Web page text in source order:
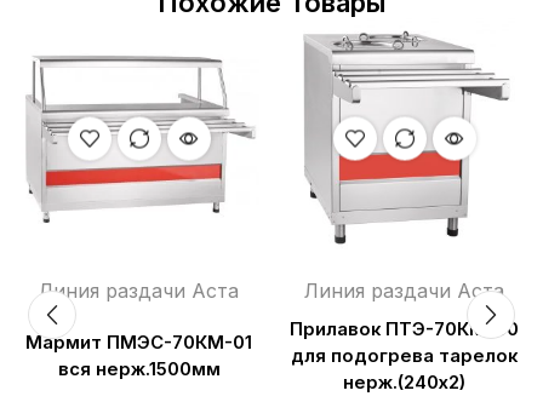
Линия раздачи Аста
Мармит ПМЭС-70КМ-01
вся нерж.1500мм
Линия раздачи Аста
Прилавок ПТЭ-70КМ-80
для подогрева тарелок
нерж.(240х2)